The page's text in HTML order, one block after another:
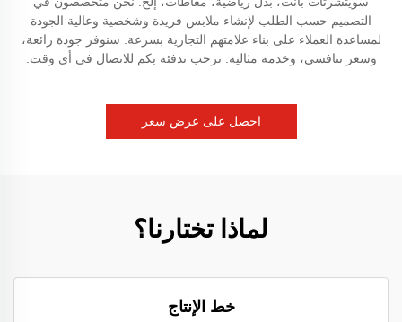
التصميم حسب الطلب لإنشاء ملابس فريدة وشخصية وعالية الجودة
لمساعدة العملاء على بناء علامتهم التجارية بسرعة. سنوفر جودة رائعة،
وسعر تنافسي، وخدمة مثالية. نرحب تدفئة بكم للاتصال في أي وقت.
احصل على عرض سعر
لماذا تختارنا؟
خط الإنتاج